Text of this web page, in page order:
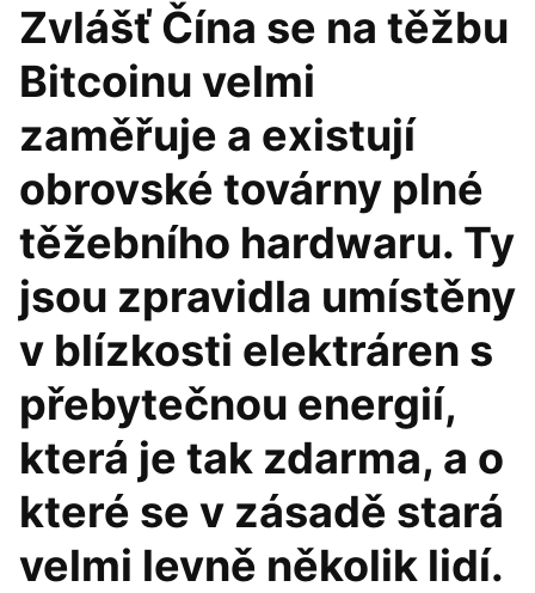
Zvlášť Čína se na těžbu
Bitcoinu velmi
zaměřuje a existují
obrovské továrny plné
těžebního hardwaru. Ty
jsou zpravidla umístěny
v blízkosti elektráren s
přebytečnou energií,
která je tak zdarma, a o
které se v zásadě stará
velmi levně několik lidí.